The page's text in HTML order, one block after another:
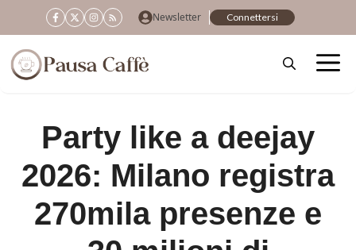
al
contenuto
Newsletter Connettersi
Party like a deejay
2026: Milano registra
270mila presenze e